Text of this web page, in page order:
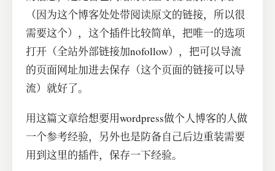
（因为这个博客处处带阅读原文的链接，所以很
需要这个），这个插件比较简单，把唯一的选项
打开（全站外部链接加nofollow），把可以导流
的页面网址加进去保存（这个页面的链接可以导
流）就好了。
用这篇文章给想要用wordpress做个人博客的人做
一个参考经验，另外也是防备自己后边重装需要
用到这里的插件，保存一下经验。